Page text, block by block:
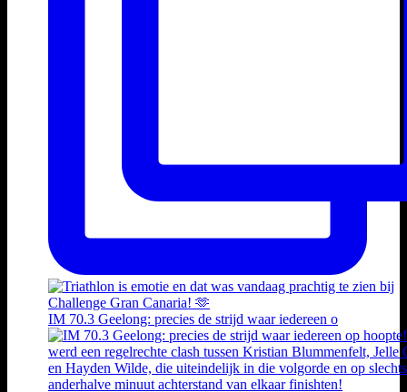
IM 70.3 Geelong: precies de strijd waar iedereen o